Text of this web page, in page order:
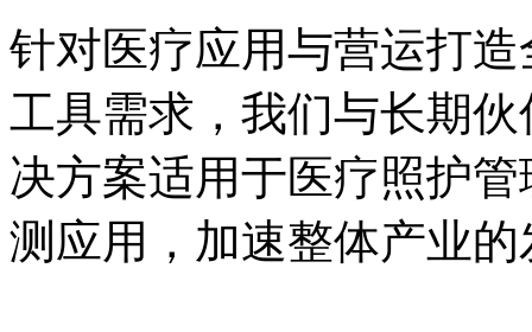
针对医疗应用与营运打
工具需求，我们与长期
决方案适用于医疗照护
测应用，加速整体产业